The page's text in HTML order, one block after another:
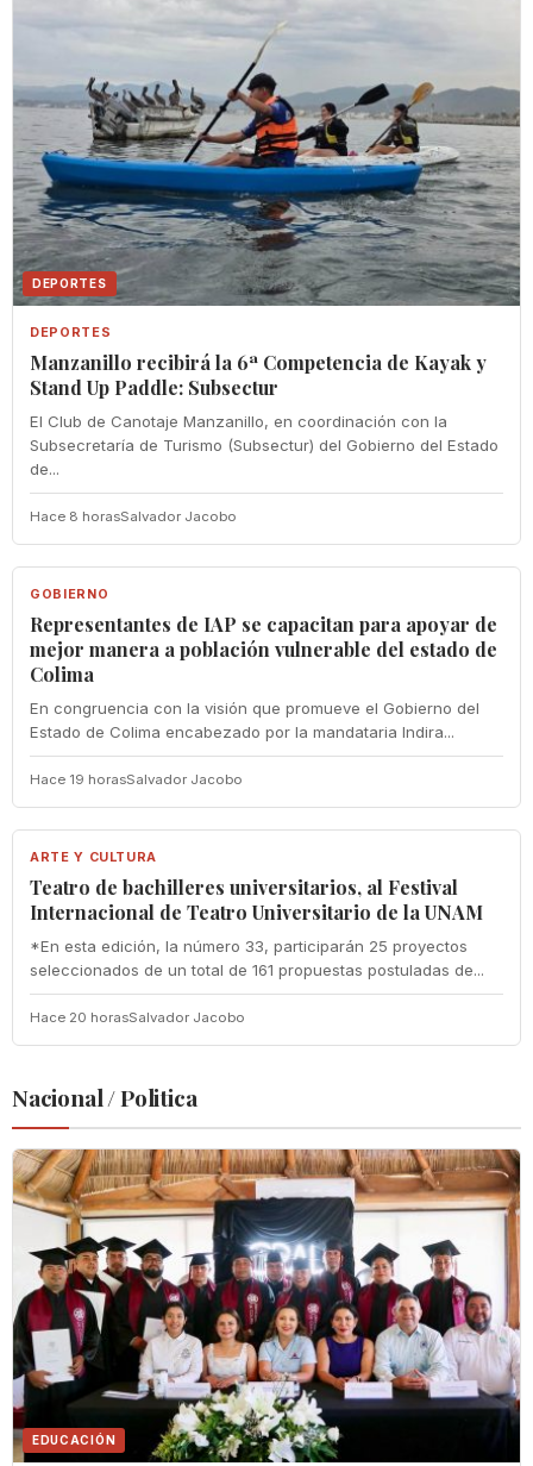
DEPORTES
DEPORTES
Manzanillo recibirá la 6ª Competencia de Kayak y
Stand Up Paddle: Subsectur
El Club de Canotaje Manzanillo, en coordinación con la
Subsecretaría de Turismo (Subsectur) del Gobierno del Estado
de...
Hace 8 horasSalvador Jacobo
GOBIERNO
GOBIERNO
Representantes de IAP se capacitan para apoyar de
mejor manera a población vulnerable del estado de
Colima
En congruencia con la visión que promueve el Gobierno del
Estado de Colima encabezado por la mandataria Indira...
Hace 19 horasSalvador Jacobo
ARTE Y CULTURA
ARTE Y CULTURA
Teatro de bachilleres universitarios, al Festival
Internacional de Teatro Universitario de la UNAM
*En esta edición, la número 33, participarán 25 proyectos
seleccionados de un total de 161 propuestas postuladas de...
Hace 20 horasSalvador Jacobo
Nacional / Politica
EDUCACIÓN